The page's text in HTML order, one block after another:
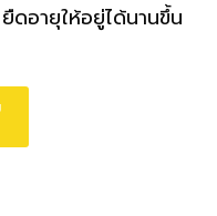
ดอายุให้อยู่ได้นานขึ้น